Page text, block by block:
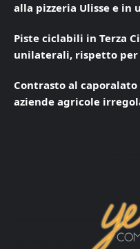
alla pizzeria Ulisse e in
Piste ciclabili in Terza
unilaterali, rispetto
Contrasto al
aziende agricole